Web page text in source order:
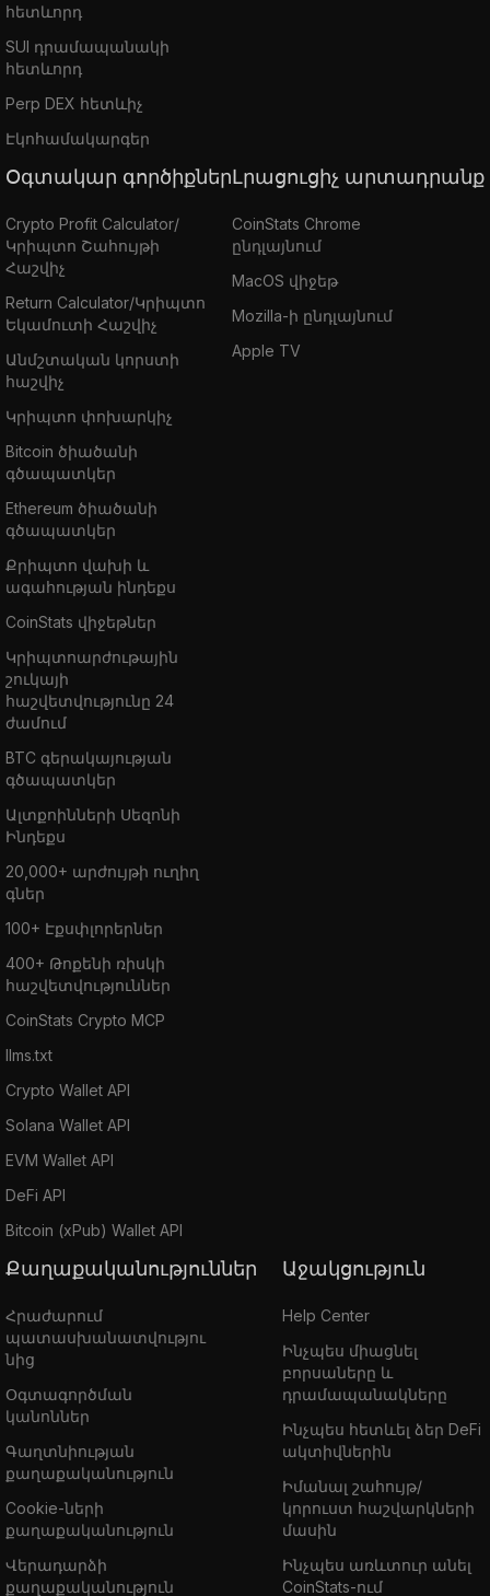
հետևորդ
SUI դրամապանակի
հետևորդ
Perp DEX հետևիչ
Էկոհամակարգեր
Օգտակար գործիքներ
Crypto Profit Calculator/
Կրիպտո Շահույթի
Հաշվիչ
Return Calculator/Կրիպտո
Եկամուտի Հաշվիչ
Անմշտական կորստի
հաշվիչ
Կրիպտո փոխարկիչ
Bitcoin ծիածանի
գծապատկեր
Ethereum ծիածանի
գծապատկեր
Քրիպտո վախի և
ագահության ինդեքս
CoinStats վիջեթներ
Կրիպտոարժութային
շուկայի
հաշվետվությունը 24
ժամում
BTC գերակայության
գծապատկեր
Ալտքոինների Սեզոնի
Ինդեքս
20,000+ արժույթի ուղիղ
գներ
100+ Էքսփլորերներ
400+ Թոքենի ռիսկի
հաշվետվություններ
CoinStats Crypto MCP
llms.txt
Crypto Wallet API
Solana Wallet API
EVM Wallet API
DeFi API
Bitcoin (xPub) Wallet API
Լրացուցիչ արտադրանք
CoinStats Chrome
ընդլայնում
MacOS վիջեթ
Mozilla-ի ընդլայնում
Apple TV
Քաղաքականություններ
Հրաժարում
պատասխանատվությու
նից
Օգտագործման
կանոններ
Գաղտնիության
քաղաքականություն
Cookie-ների
քաղաքականություն
Վերադարձի
քաղաքականություն
Աջակցություն
Help Center
Ինչպես միացնել
բորսաները և
դրամապանակները
Ինչպես հետևել ձեր DeFi
ակտիվներին
Իմանալ շահույթ/
կորուստ հաշվարկների
մասին
Ինչպես առևտուր անել
CoinStats-ում